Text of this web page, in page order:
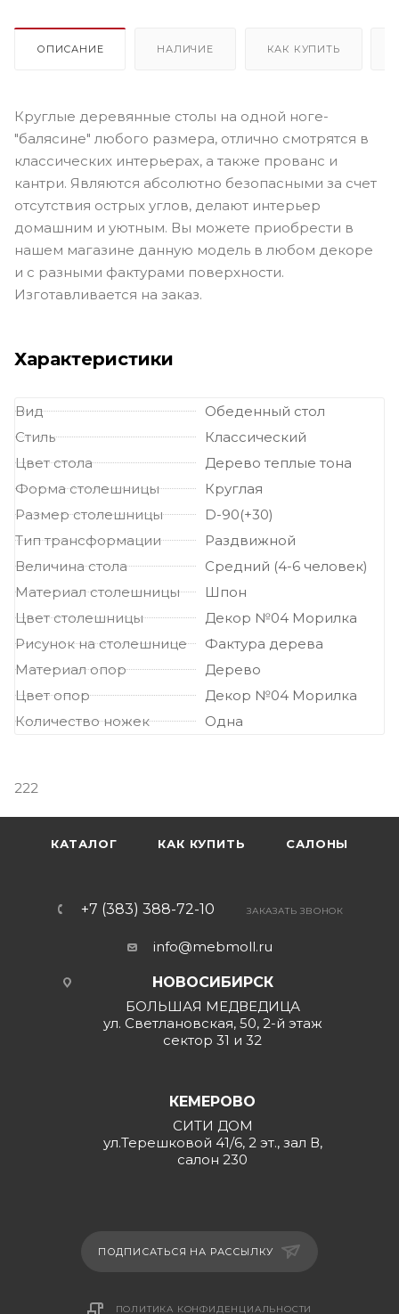
раскладные столы на одной ножке
ножкеОПИСАНИЕ НАЛИЧИЕ КАК КУПИТЬ
Круглые деревянные столы на одной ноге-
"балясине" любого размера, отлично смотрятся в
классических интерьерах, а также прованс и
кантри. Являются абсолютно безопасными за счет
отсутствия острых углов, делают интерьер
домашним и уютным. Вы можете приобрести в
нашем магазине данную модель в любом декоре
и с разными фактурами поверхности.
Изготавливается на заказ.
Характеристики
Вид
Обеденный стол
Стиль
Классический
Цвет стола
Дерево теплые тона
Форма столешницы
Круглая
Размер столешницы
D-90(+30)
Тип трансформации
Раздвижной
Величина стола
Средний (4-6 человек)
Материал столешницы
Шпон
Цвет столешницы
Декор №04 Морилка
Рисунок на столешнице
Фактура дерева
Материал опор
Дерево
Цвет опор
Декор №04 Морилка
Количество ножек
Одна
222
КАТАЛОГ КАК КУПИТЬ САЛОНЫ
+7 (383) 388-72-10 ЗАКАЗАТЬ ЗВОНОК
info@mebmoll.ru
НОВОСИБИРСК
БОЛЬШАЯ МЕДВЕДИЦА
ул. Светлановская, 50, 2-й этаж
сектор 31 и 32
КЕМЕРОВО
СИТИ ДОМ
ул.Терешковой 41/6, 2 эт., зал В,
салон 230
ПОДПИСАТЬСЯ НА РАССЫЛКУ
ПОЛИТИКА КОНФИДЕНЦИАЛЬНОСТИ